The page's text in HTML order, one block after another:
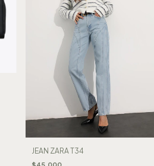
JEAN ZARA T34
$45.000